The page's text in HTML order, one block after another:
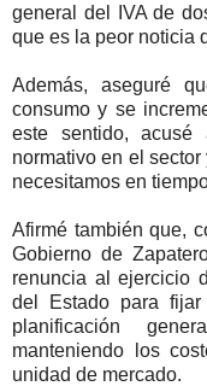
general del IVA de
que es la peor noticia
Además, aseguré
consumo y se
este sentido,
normativo en el
necesitamos en
Afirmé también que,
Gobierno de
renuncia al ejercicio
del Estado para
planificación
manteniendo los
unidad de mercado.